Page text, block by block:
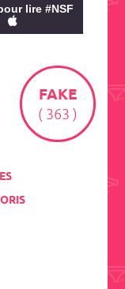
lire #NSF
FAKE
( 363 )